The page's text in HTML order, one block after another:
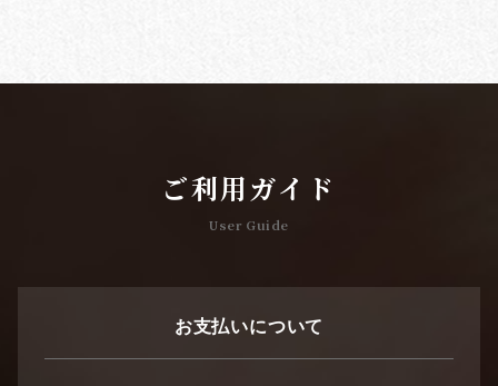
ご利用ガイド
User Guide
お支払いについて